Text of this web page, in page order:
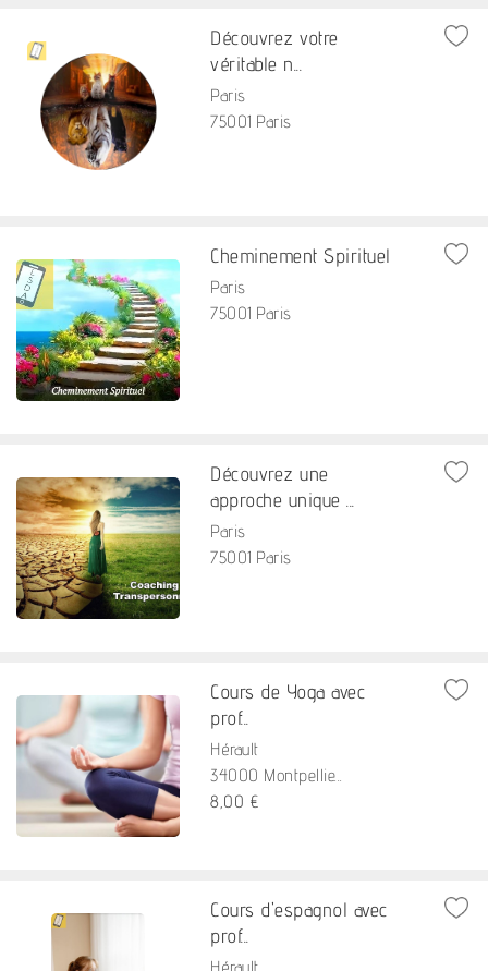
Découvrez votre
véritable n...
Paris
75001 Paris
Cheminement Spirituel
Paris
75001 Paris
Découvrez une
approche unique ...
Paris
75001 Paris
Cours de Yoga avec
prof...
Hérault
34000 Montpellie...
8,00 €
Cours d'espagnol avec
prof...